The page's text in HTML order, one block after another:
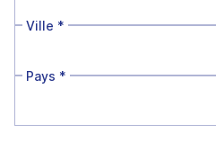
Ville *
Pays *